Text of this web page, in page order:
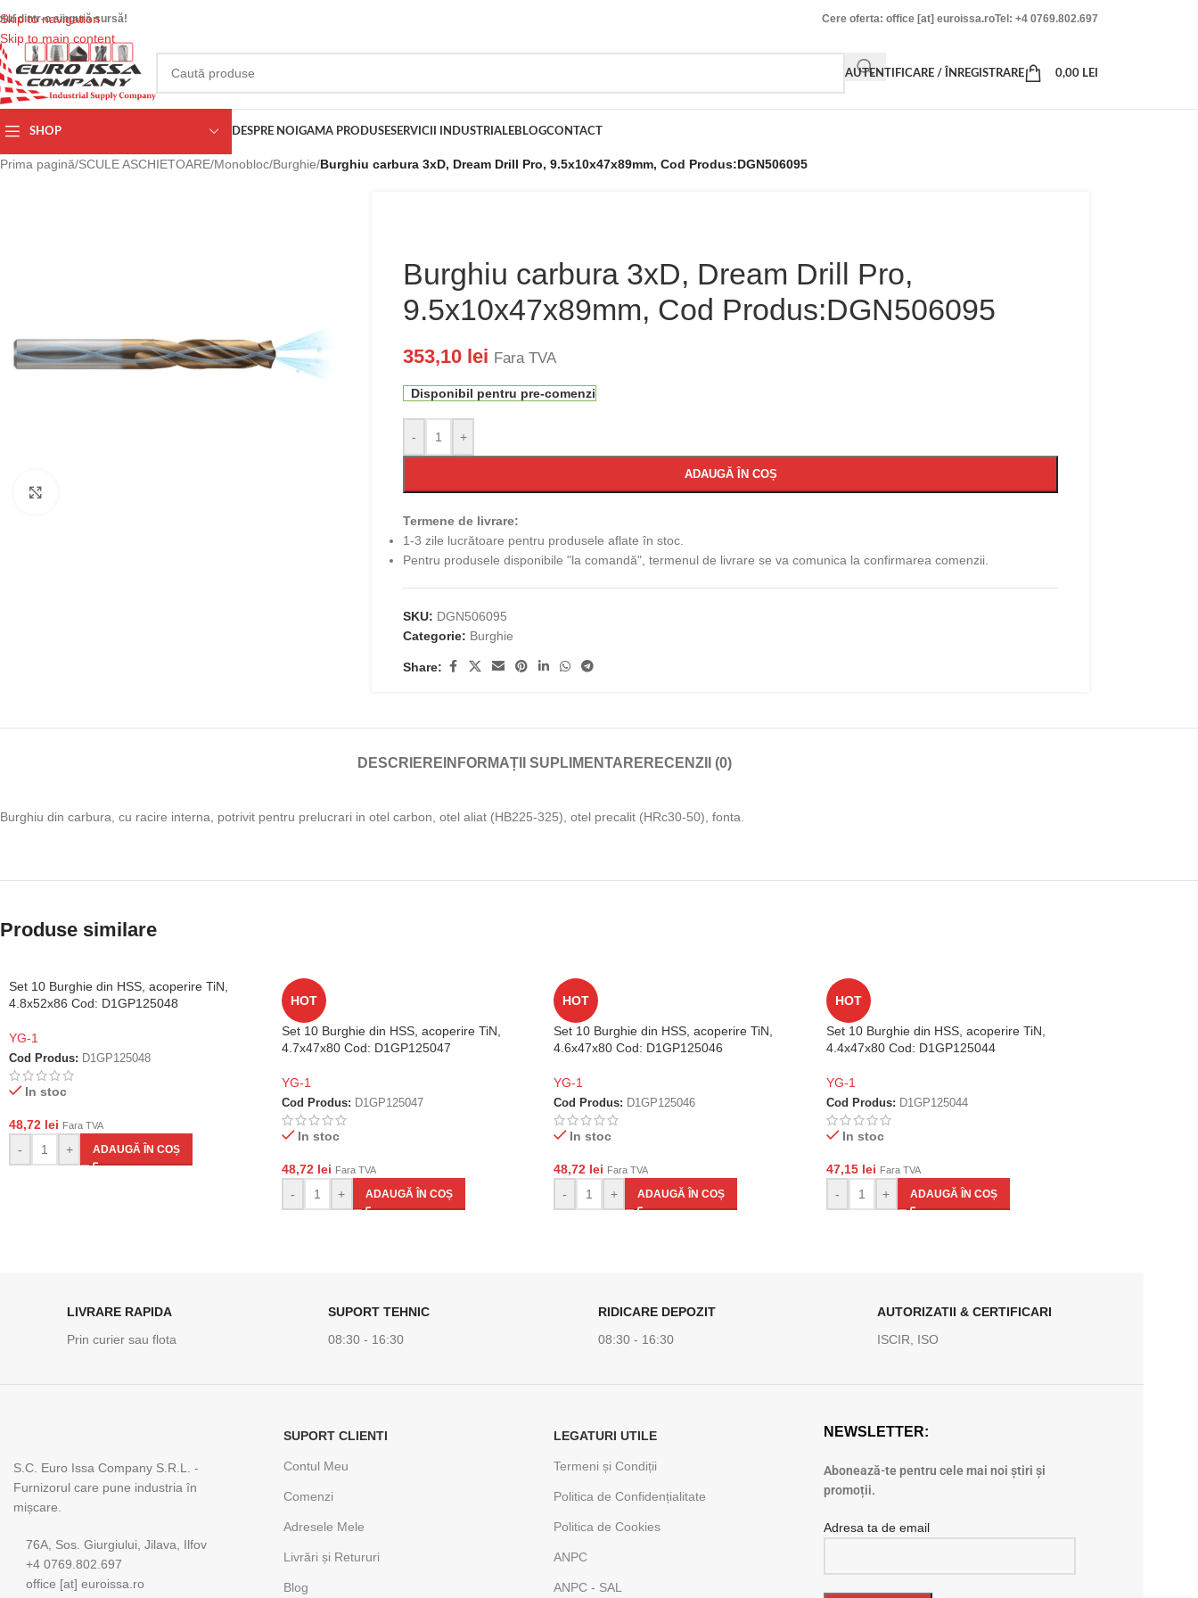
Skip to navigation
Skip to main content
dintr-o singură sursă! Cere oferta: office [at] euroissa.roTel: +4 0769.802.697
AUTENTIFICARE / ÎNREGISTRARE 0,00 LEI
SHOP DESPRE NOI GAMA PRODUSESERVICII INDUSTRIALEBLOGCONTACT
Prima pagină/SCULE ASCHIETOARE/Monobloc/Burghie/Burghiu carbura 3xD, Dream Drill Pro, 9.5x10x47x89mm, Cod Produs:DGN506095
Burghiu carbura 3xD, Dream Drill Pro,
9.5x10x47x89mm, Cod Produs:DGN506095
353,10 lei Fara TVA
Disponibil pentru pre-comenzi
- +
ADAUGĂ ÎN COȘ
Termene de livrare:
1-3 zile lucrătoare pentru produsele aflate în stoc.
Pentru produsele disponibile "la comandă", termenul de livrare se va comunica la confirmarea comenzii.
SKU: DGN506095
Categorie: Burghie
Share:
DESCRIERE INFORMAȚII SUPLIMENTARE RECENZII (0)
Burghiu din carbura, cu racire interna, potrivit pentru prelucrari in otel carbon, otel aliat (HB225-325), otel precalit (HRc30-50), fonta.
Produse similare
Set 10 Burghie din HSS, acoperire TiN,
4.8x52x86 Cod: D1GP125048
YG-1
Cod Produs: D1GP125048
In stoc
48,72 lei Fara TVA
- + ADAUGĂ ÎN COȘ
HOT
Set 10 Burghie din HSS, acoperire TiN,
4.7x47x80 Cod: D1GP125047
YG-1
Cod Produs: D1GP125047
In stoc
48,72 lei Fara TVA
- + ADAUGĂ ÎN COȘ
HOT
Set 10 Burghie din HSS, acoperire TiN,
4.6x47x80 Cod: D1GP125046
YG-1
Cod Produs: D1GP125046
In stoc
48,72 lei Fara TVA
- + ADAUGĂ ÎN COȘ
HOT
Set 10 Burghie din HSS, acoperire TiN,
4.4x47x80 Cod: D1GP125044
YG-1
Cod Produs: D1GP125044
In stoc
47,15 lei Fara TVA
- + ADAUGĂ ÎN COȘ
LIVRARE RAPIDA
Prin curier sau flota
SUPORT TEHNIC
08:30 - 16:30
RIDICARE DEPOZIT
08:30 - 16:30
AUTORIZATII & CERTIFICARI
ISCIR, ISO
S.C. Euro Issa Company S.R.L. -
Furnizorul care pune industria în
mișcare.
76A, Sos. Giurgiului, Jilava, Ilfov
+4 0769.802.697
office [at] euroissa.ro
SUPORT CLIENTI
Contul Meu
Comenzi
Adresele Mele
Livrări și Retururi
Blog
LEGATURI UTILE
Termeni și Condiții
Politica de Confidențialitate
Politica de Cookies
ANPC
ANPC - SAL
NEWSLETTER:
Abonează-te pentru cele mai noi știri și
promoții.
Adresa ta de email